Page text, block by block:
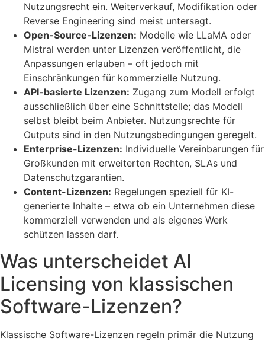
Nutzungsrecht ein. Weiterverkauf, Modifikation oder
Reverse Engineering sind meist untersagt.
Open-Source-Lizenzen: Modelle wie LLaMA oder
Mistral werden unter Lizenzen veröffentlicht, die
Anpassungen erlauben – oft jedoch mit
Einschränkungen für kommerzielle Nutzung.
API-basierte Lizenzen: Zugang zum Modell erfolgt
ausschließlich über eine Schnittstelle; das Modell
selbst bleibt beim Anbieter. Nutzungsrechte für
Outputs sind in den Nutzungsbedingungen geregelt.
Enterprise-Lizenzen: Individuelle Vereinbarungen für
Großkunden mit erweiterten Rechten, SLAs und
Datenschutzgarantien.
Content-Lizenzen: Regelungen speziell für KI-
generierte Inhalte – etwa ob ein Unternehmen diese
kommerziell verwenden und als eigenes Werk
schützen lassen darf.
Was unterscheidet AI
Licensing von klassischen
Software-Lizenzen?
Klassische Software-Lizenzen regeln primär die Nutzung